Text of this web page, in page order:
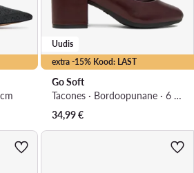
extra -15% Kood: LAST
Uudis
Go Soft
Tacones · Bordoopunane · 6 cm
34,99€